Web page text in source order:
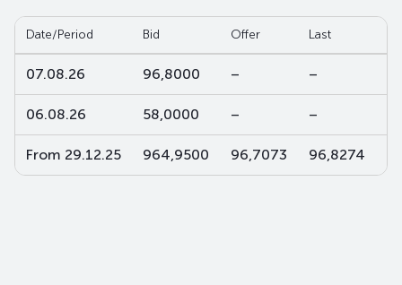
Date/Period Bid Offer Last
07.08.26 96,8000 – –
06.08.26 58,0000 – –
From 29.12.25 964,9500 96,7073 96,8274